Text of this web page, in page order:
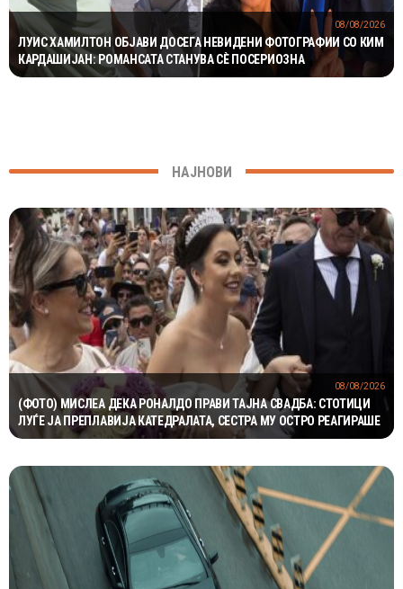
ЛУИС ХАМИЛТОН ОБЈАВИ ДОСЕГА НЕВИДЕНИ ФОТОГРАФИИ СО КИМ
КАРДАШИЈАН: РОМАНСАТА СТАНУВА СÈ ПОСЕРИОЗНА
08/08/2026
НАЈНОВИ
(ФОТО) МИСЛЕА ДЕКА РОНАЛДО ПРАВИ ТАЈНА СВАДБА: СТОТИЦИ
ЛУЃЕ ЈА ПРЕПЛАВИЈА КАТЕДРАЛАТА, СЕСТРА МУ ОСТРО РЕАГИРАШЕ
08/08/2026